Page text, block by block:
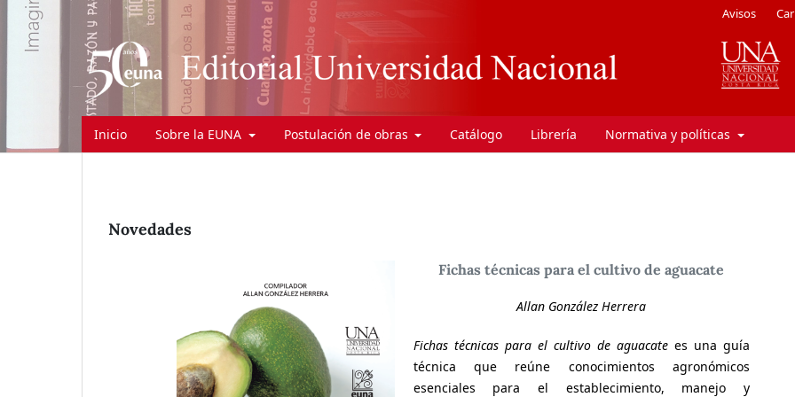
Inicio Sobre la EUNA Postulación de obras Catálogo Librería Normativa y políticas
Avisos
Novedades
Fichas técnicas para el cultivo de aguacate
Allan González Herrera
Fichas técnicas para el cultivo de aguacatees una guía
técnica que reúne conocimientos agronómicos
esenciales para el establecimiento, manejo y